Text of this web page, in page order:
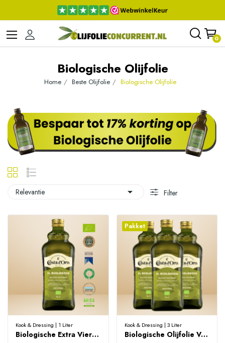
0
Biologische Olijfolie
Home Beste Olijfolie Biologische Olijfolie
Relevantie  Filter
Kook & Dressing | 1 Liter
Biologische Extra Vierge Olijfolie - 1000 ml
Pakket
Kook & Dressing | 3 Liter
Biologische Olijfolie Voordeelpakket - 3 liter